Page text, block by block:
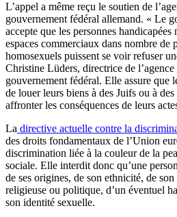
L’appel a même reçu le soutien de
gouvernement fédéral allemand. « Le
accepte que les personnes handicapées
espaces commerciaux dans nombre de
homosexuels puissent se voir refuser
Christine Lüders, directrice de
gouvernement fédéral. Elle assure que
de louer leurs biens à des Juifs ou à
affronter les conséquences de leurs
La directive actuelle contre la
des droits fondamentaux de l’Union
discrimination liée à la couleur de la
sociale. Elle interdit donc qu’une
de ses origines, de son ethnicité, de
religieuse ou politique, d’un éventuel
son identité sexuelle.